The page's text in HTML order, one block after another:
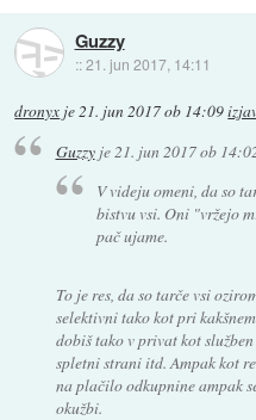
Guzzy
::21. jun 2017, 14:11
dronyx je21. jun 2017 ob 14:09
Guzzyje21. jun 2017 ob
V videju omeni, da so
bistvu vsi. Oni "vržejo
pač ujame.
To je res, da so tarče vsi
selektivni tako kot pri
dobiš tako v privat kot
spletni strani itd. Ampak kot
na plačilo odkupnine ampak
okužbi.